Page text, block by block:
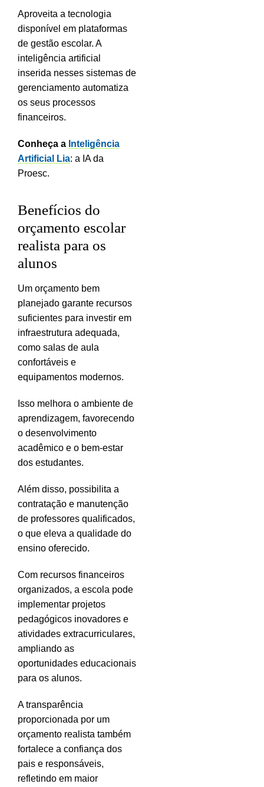
Aproveita a tecnologia
disponível em plataformas
de gestão escolar. A
inteligência artificial
inserida nesses sistemas de
gerenciamento automatiza
os seus processos
financeiros.
Conheça a Inteligência
Artificial Lia: a IA da
Proesc.
Benefícios do
orçamento escolar
realista para os
alunos
Um orçamento bem
planejado garante recursos
suficientes para investir em
infraestrutura adequada,
como salas de aula
confortáveis e
equipamentos modernos.
Isso melhora o ambiente de
aprendizagem, favorecendo
o desenvolvimento
acadêmico e o bem-estar
dos estudantes.
Além disso, possibilita a
contratação e manutenção
de professores qualificados,
o que eleva a qualidade do
ensino oferecido.
Com recursos financeiros
organizados, a escola pode
implementar projetos
pedagógicos inovadores e
atividades extracurriculares,
ampliando as
oportunidades educacionais
para os alunos.
A transparência
proporcionada por um
orçamento realista também
fortalece a confiança dos
pais e responsáveis,
refletindo em maior